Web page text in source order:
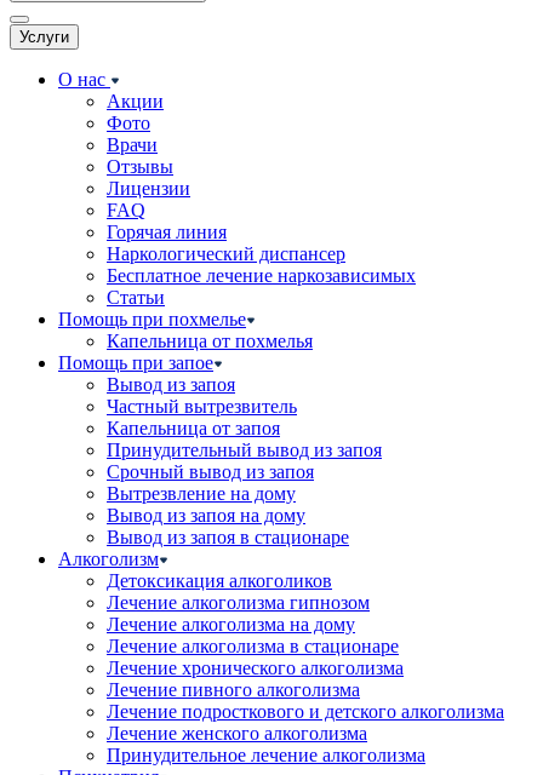
Услуги
О нас
Акции
Фото
Врачи
Отзывы
Лицензии
FAQ
Горячая линия
Наркологический диспансер
Бесплатное лечение наркозависимых
Статьи
Помощь при похмелье
Капельница от похмелья
Помощь при запое
Вывод из запоя
Частный вытрезвитель
Капельница от запоя
Принудительный вывод из запоя
Срочный вывод из запоя
Вытрезвление на дому
Вывод из запоя на дому
Вывод из запоя в стационаре
Алкоголизм
Детоксикация алкоголиков
Лечение алкоголизма гипнозом
Лечение алкоголизма на дому
Лечение алкоголизма в стационаре
Лечение хронического алкоголизма
Лечение пивного алкоголизма
Лечение подросткового и детского алкоголизма
Лечение женского алкоголизма
Принудительное лечение алкоголизма